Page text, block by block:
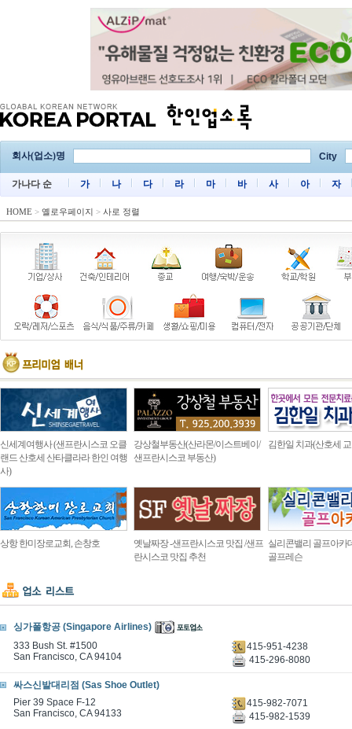
회사(업소)명 City
가나다 순 가 나 다 라 마 바 사 아 자
HOME > 옐로우페이지 > 사로 정렬
신세계여행사 (샌프란시스코 오클
랜드 산호세 산타클라라 한인 여행
사)
강상철부동산(산라몬/이스트베이/
샌프란시스코 부동산)
김한일 치과(산호세
상항 한미장로교회, 손창호
옛날짜장 -샌프란시스코 맛집 /샌프
란시스코 맛집 추천
실리콘밸리 골프아카
골프레슨
싱가폴항공 (Singapore Airlines)
333 Bush St. #1500
San Francisco, CA 94104
415-951-4238
415-296-8080
싸스신발대리점 (Sas Shoe Outlet)
Pier 39 Space F-12
San Francisco, CA 94133
415-982-7071
415-982-1539